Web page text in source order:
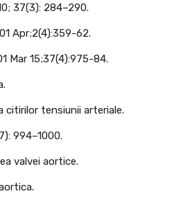
37(3): 284–290.
Apr;2(4):359-62.
Mar 15;37(4):975-84.
citirilor tensiunii arteriale.
994–1000.
valvei aortice.